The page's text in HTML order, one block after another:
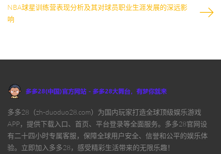
NBA球星训练营表现分析及其对球员职业生涯发展的深远影
响
多多28（zh-duoduo28.com）为国内玩家打造全球顶级娱乐游戏
APP，提供下载入口、首页、平台登录等全面服务。多多28官网设
有二十四小时专属客服，保障全球用户安全、信誉和公平的娱乐体
验。立即加入多多28，感受精彩生活带来的无限乐趣！